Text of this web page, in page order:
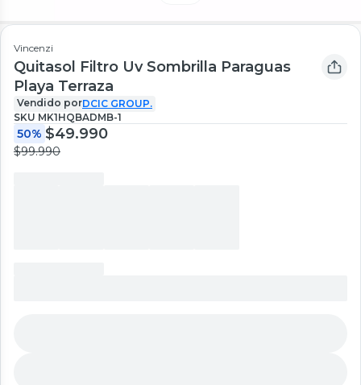
Vincenzi
Quitasol Filtro Uv Sombrilla Paraguas
Playa Terraza
Vendido porDCIC GROUP.
SKU MK1HQBADMB-1
50% $49.990
$99.990